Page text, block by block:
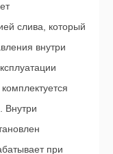
слива, который
внутри
Внутри
при